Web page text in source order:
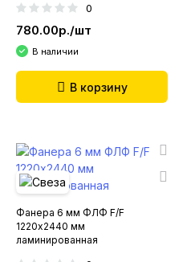
0
780.00р./шт
В наличии
В корзину
Фанера 6 мм ФЛФ F/F
1220х2440 мм
ламинированная